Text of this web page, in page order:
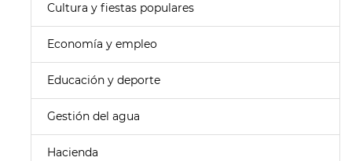
Cultura y fiestas populares
Economía y empleo
Educación y deporte
Gestión del agua
Hacienda